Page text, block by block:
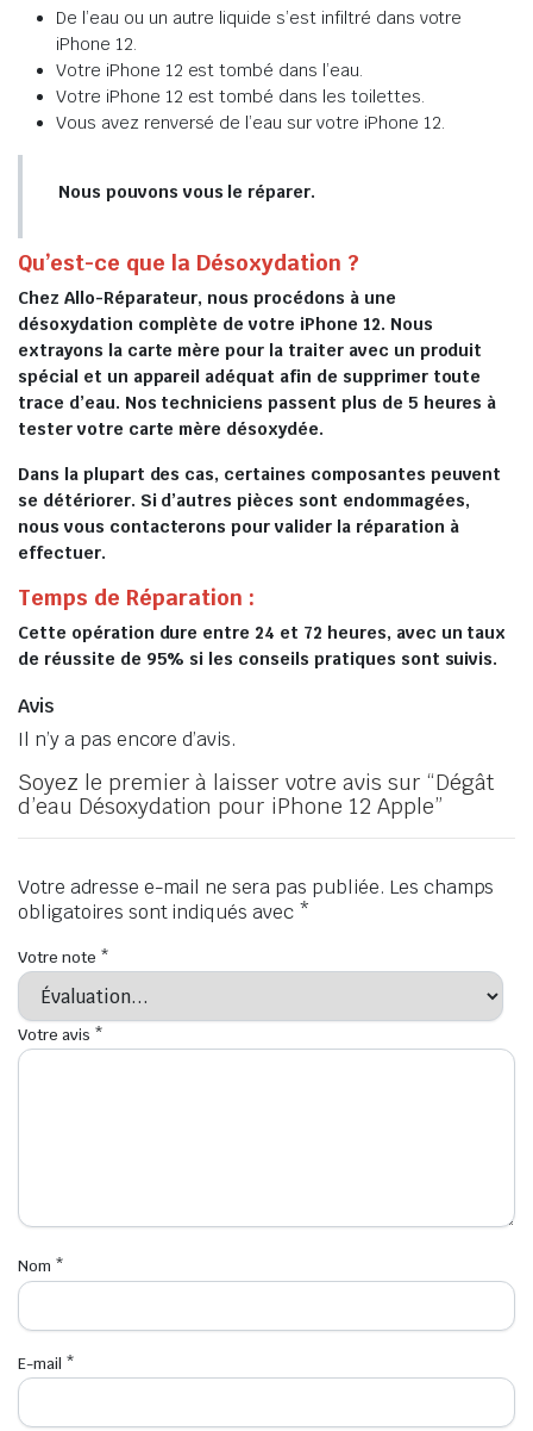
De l’eau ou un autre liquide s’est infiltré dans votre
iPhone 12.
Votre iPhone 12 est tombé dans l’eau.
Votre iPhone 12 est tombé dans les toilettes.
Vous avez renversé de l’eau sur votre iPhone 12.
Nous pouvons vous le réparer.
Qu’est-ce que la Désoxydation ?
Chez Allo-Réparateur, nous procédons à une
désoxydation complète de votre iPhone 12. Nous
extrayons la carte mère pour la traiter avec un produit
spécial et un appareil adéquat afin de supprimer toute
trace d’eau. Nos techniciens passent plus de 5 heures à
tester votre carte mère désoxydée.
Dans la plupart des cas, certaines composantes peuvent
se détériorer. Si d’autres pièces sont endommagées,
nous vous contacterons pour valider la réparation à
effectuer.
Temps de Réparation :
Cette opération dure entre 24 et 72 heures, avec un taux
de réussite de 95% si les conseils pratiques sont suivis.
Avis
Il n’y a pas encore d’avis.
Soyez le premier à laisser votre avis sur “Dégât
d’eau Désoxydation pour iPhone 12 Apple”
Votre adresse e-mail ne sera pas publiée. Les champs
obligatoires sont indiqués avec *
Votre note *
Votre avis *
Nom *
E-mail *